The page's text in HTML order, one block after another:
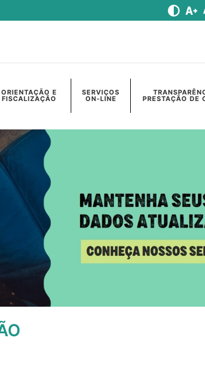
ORIENTAÇÃO E
FISCALIZAÇÃO
SERVIÇOS
ON-LINE PRESTAÇÃO DE